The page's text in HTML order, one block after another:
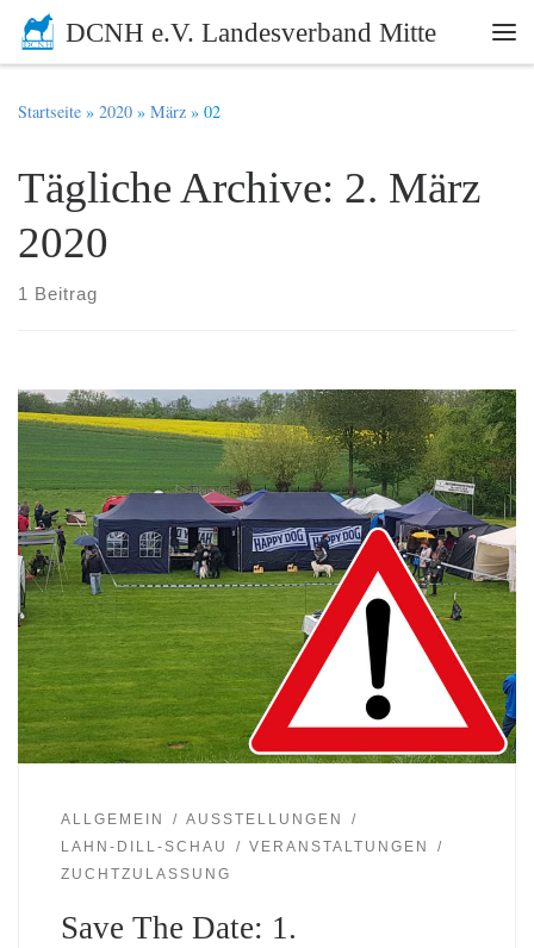
Zum Inhalt springen
DCNH e.V. Landesverband Mitte
Startseite » 2020 » März » 02
Tägliche Archive: 2. März
2020
1 Beitrag
ALLGEMEIN
AUSSTELLUNGEN
LAHN-DILL-SCHAU
VERANSTALTUNGEN
ZUCHTZULASSUNG
Save The Date: 1.